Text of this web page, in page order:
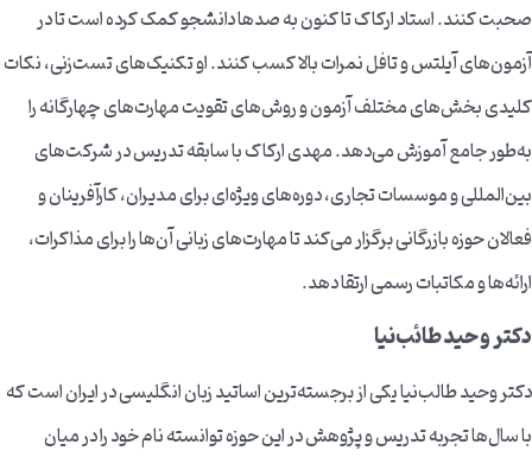
صحبت کنند. استاد ارکاک تا کنون به صدها دانشجو کمک کرده است تا در
آزمون‌های آیلتس و تافل نمرات بالا کسب کنند. او تکنیک‌های تست‌زنی، نکات
کلیدی بخش‌های مختلف آزمون و روش‌های تقویت مهارت‌های چهارگانه را
به‌طور جامع آموزش می‌دهد. مهدی ارکاک با سابقه تدریس در شرکت‌های
بین‌المللی و موسسات تجاری، دوره‌های ویژه‌ای برای مدیران، کارآفرینان و
فعالان حوزه بازرگانی برگزار می‌کند تا مهارت‌های زبانی آن‌ها را برای مذاکرات،
ارائه‌ها و مکاتبات رسمی ارتقا دهد.
دکتر وحید طائب‌نیا
دکتر وحید طالب‌نیا یکی از برجسته‌ترین اساتید زبان انگلیسی در ایران است که
با سال‌ها تجربه تدریس و پژوهش در این حوزه توانسته نام خود را در میان